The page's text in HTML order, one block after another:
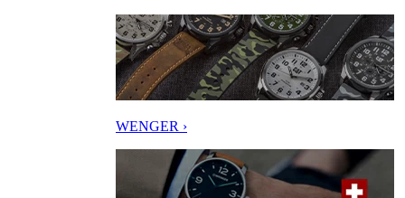
WENGER ›